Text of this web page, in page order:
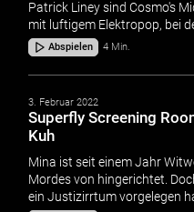
Patrick Liney sind Cosmo's
mit luftigem Elektropop, bei
Abspielen 4 Min.
3. Februar 2022
Superfly Screening
Kuh
Mina ist seit einem Jahr
Mordes von hingerichtet.
ein Justizirrtum vorgelegen